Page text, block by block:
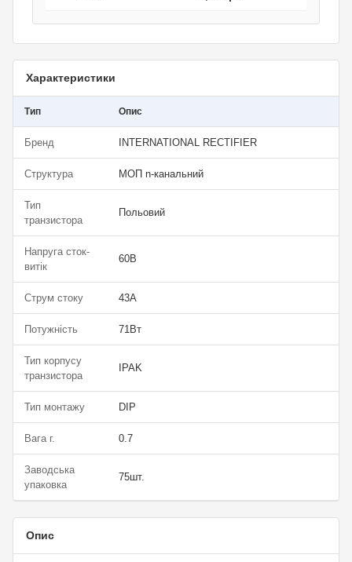
Характеристики
Тип Опис
Бренд INTERNATIONAL RECTIFIER
Структура МОП n-канальний
Тип
транзистора
Польовий
Напруга сток-
витік
60В
Струм стоку 43А
Потужність 71Вт
Тип корпусу
транзистора
IPAK
Тип монтажу DIP
Вага г. 0.7
Заводська
упаковка
75шт.
Опис